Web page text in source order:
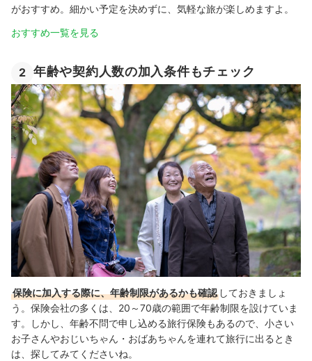
がおすすめ。細かい予定を決めずに、気軽な旅が楽しめますよ。
おすすめ一覧を見る
2 年齢や契約人数の加入条件もチェック
保険に加入する際に、年齢制限があるかも確認 しておきましょ
う。保険会社の多くは、20～70歳の範囲で年齢制限を設けていま
す。しかし、年齢不問で申し込める旅行保険もあるので、小さい
お子さんやおじいちゃん・おばあちゃんを連れて旅行に出るとき
は、探してみてくださいね。